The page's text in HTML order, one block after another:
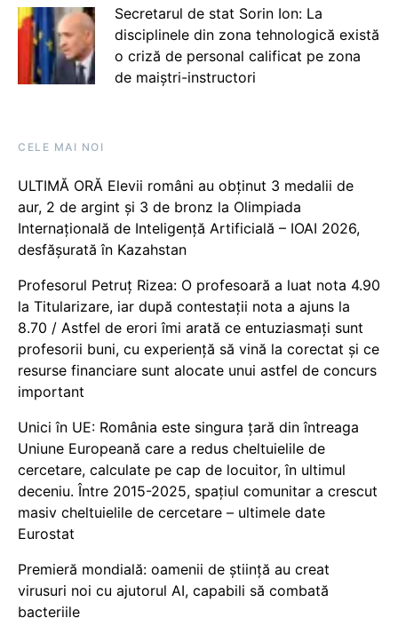
Secretarul de stat Sorin Ion: La
disciplinele din zona tehnologică există
o criză de personal calificat pe zona
de maiștri-instructori
CELE MAI NOI
ULTIMĂ ORĂ Elevii români au obținut 3 medalii de
aur, 2 de argint și 3 de bronz la Olimpiada
Internațională de Inteligență Artificială – IOAI 2026,
desfășurată în Kazahstan
Profesorul Petruț Rizea: O profesoară a luat nota 4.90
la Titularizare, iar după contestații nota a ajuns la
8.70 / Astfel de erori îmi arată ce entuziasmați sunt
profesorii buni, cu experiență să vină la corectat și ce
resurse financiare sunt alocate unui astfel de concurs
important
Unici în UE: România este singura țară din întreaga
Uniune Europeană care a redus cheltuielile de
cercetare, calculate pe cap de locuitor, în ultimul
deceniu. Între 2015-2025, spațiul comunitar a crescut
masiv cheltuielile de cercetare – ultimele date
Eurostat
Premieră mondială: oamenii de știință au creat
virusuri noi cu ajutorul AI, capabili să combată
bacteriile